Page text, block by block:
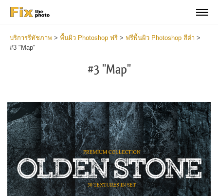
บริการรีทัชภาพ > พื้นผิว Photoshop ฟรี > ฟรีพื้นผิว Photoshop สีดำ >
#3 "Map"
#3 "Map"